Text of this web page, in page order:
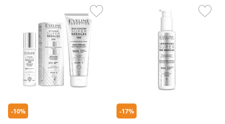
-10% -17%